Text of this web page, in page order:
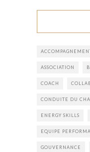
ASSOCIATION
COACH
CONDUITE DU
ENERGY SKILLS
EQUIPE
GOUVERNANCE